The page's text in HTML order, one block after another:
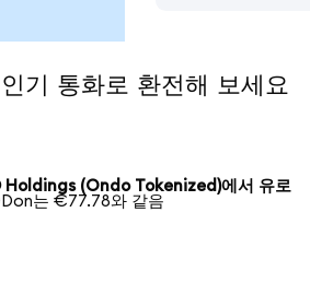
통화로 환전해 보세요
Holdings (Ondo Tokenized)에서 유로
는 €77.78와 같음